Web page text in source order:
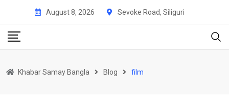
content
August 8, 2026 Sevoke Road, Siliguri
Khabar Samay Bangla Blog film